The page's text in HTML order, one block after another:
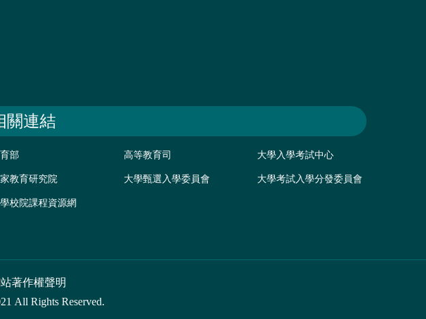
關連結
部 高等教育司 大學入學考試中心
教育研究院 大學甄選入學委員會 大學考試入學分發委員會
校院課程資源網
著作權聲明
All Rights Reserved.